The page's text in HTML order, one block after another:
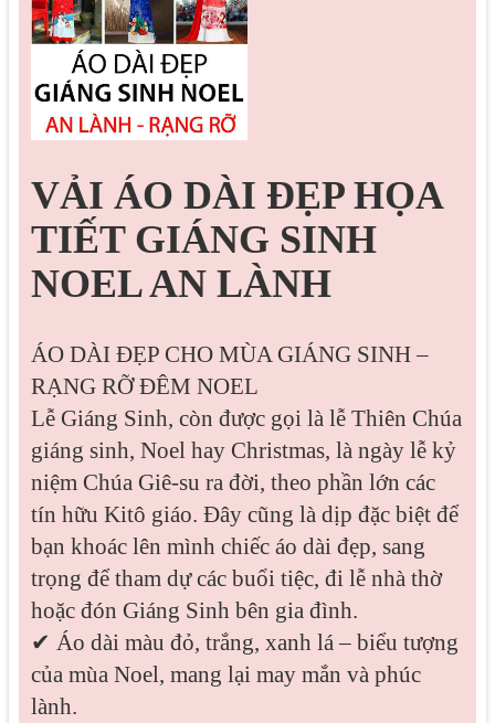
VẢI ÁO DÀI ĐẸP HỌA
TIẾT GIÁNG SINH
NOEL AN LÀNH
ÁO DÀI ĐẸP CHO MÙA GIÁNG SINH –
RẠNG RỠ ĐÊM NOEL
Lễ Giáng Sinh, còn được gọi là lễ Thiên Chúa
giáng sinh, Noel hay Christmas, là ngày lễ kỷ
niệm Chúa Giê-su ra đời, theo phần lớn các
tín hữu Kitô giáo. Đây cũng là dịp đặc biệt để
bạn khoác lên mình chiếc áo dài đẹp, sang
trọng để tham dự các buổi tiệc, đi lễ nhà thờ
hoặc đón Giáng Sinh bên gia đình.
✔ Áo dài màu đỏ, trắng, xanh lá – biểu tượng
của mùa Noel, mang lại may mắn và phúc
lành.